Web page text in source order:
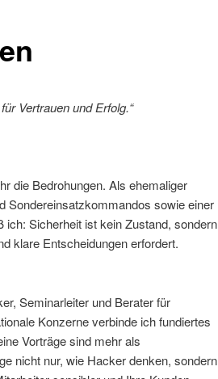
Vertrauen und Erfolg.“
die Bedrohungen. Als ehemaliger
Sondereinsatzkommandos sowie einer
Sicherheit ist kein Zustand, sondern
klare Entscheidungen erfordert.
Seminarleiter und Berater für
Konzerne verbinde ich fundiertes
Vorträge sind mehr als
nicht nur, wie Hacker denken, sondern